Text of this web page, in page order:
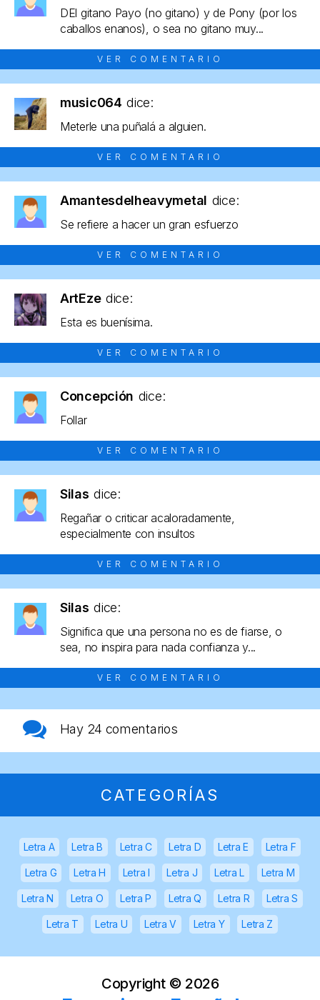
DEl gitano Payo (no gitano) y de Pony (por los
caballos enanos), o sea no gitano muy...
VER COMENTARIO
music064 dice:
Meterle una puñalá a alguien.
VER COMENTARIO
Amantesdelheavymetal dice:
Se refiere a hacer un gran esfuerzo
VER COMENTARIO
ArtEze dice:
Esta es buenísima.
VER COMENTARIO
Concepción dice:
Follar
VER COMENTARIO
Silas dice:
Regañar o criticar acaloradamente,
especialmente con insultos
VER COMENTARIO
Silas dice:
Significa que una persona no es de fiarse, o
sea, no inspira para nada confianza y...
VER COMENTARIO
Hay 24 comentarios
CATEGORÍAS
Letra A Letra B Letra C Letra D Letra E Letra F
Letra G Letra H Letra I Letra J Letra L Letra M
Letra N Letra O Letra P Letra Q Letra R Letra S
Letra T Letra U Letra V Letra Y Letra Z
Copyright © 2026